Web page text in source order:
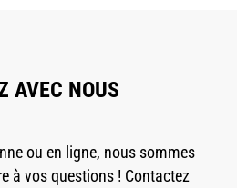
AVEC NOUS
ou en ligne, nous sommes
à vos questions ! Contactez